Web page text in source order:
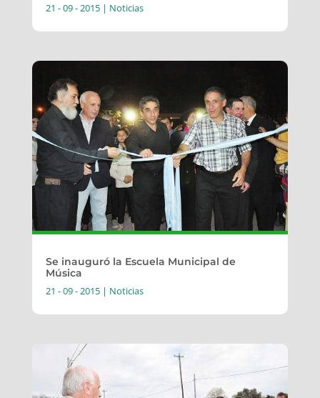
21 - 09 - 2015| Noticias
Se inauguró la Escuela Municipal de
Música
21 - 09 - 2015| Noticias